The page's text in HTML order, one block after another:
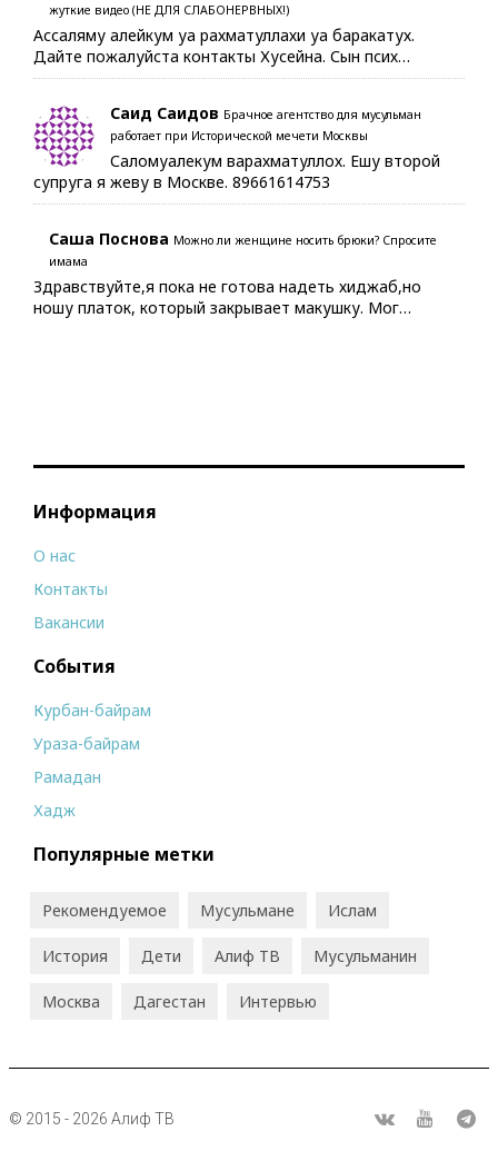
жуткие видео (НЕ ДЛЯ СЛАБОНЕРВНЫХ!)
Ассаляму алейкум уа рахматуллахи уа баракатух.
Дайте пожалуйста контакты Хусейна. Сын псих…
Саид Саидов Брачное агентство для мусульман
работает при Исторической мечети Москвы
Саломуалекум варахматуллох. Ешу второй
супруга я жеву в Москве. 89661614753
Саша Поснова Можно ли женщине носить брюки? Спросите
имама
Здравствуйте,я пока не готова надеть хиджаб,но
ношу платок, который закрывает макушку. Мог…
Информация
О нас
Контакты
Вакансии
События
Курбан-байрам
Ураза-байрам
Рамадан
Хадж
Популярные метки
Рекомендуемое Мусульмане Ислам
История Дети Алиф ТВ Мусульманин
Москва Дагестан Интервью
© 2015 - 2026 Алиф ТВ